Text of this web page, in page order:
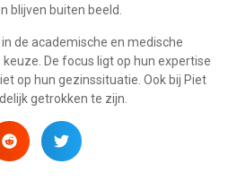
blijven buiten beeld.
de academische en medische
De focus ligt op hun expertise
op hun gezinssituatie. Ook bij Piet
getrokken te zijn.